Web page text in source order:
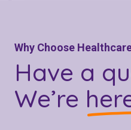
Why Choose
Have a
We’re